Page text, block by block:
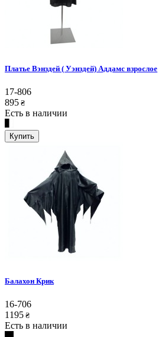
Платье Вэнздей ( Уэнздей) Аддамс взрослое
17-806
895 ₴
Есть в наличии
Купить
Балахон Крик
16-706
1195 ₴
Есть в наличии